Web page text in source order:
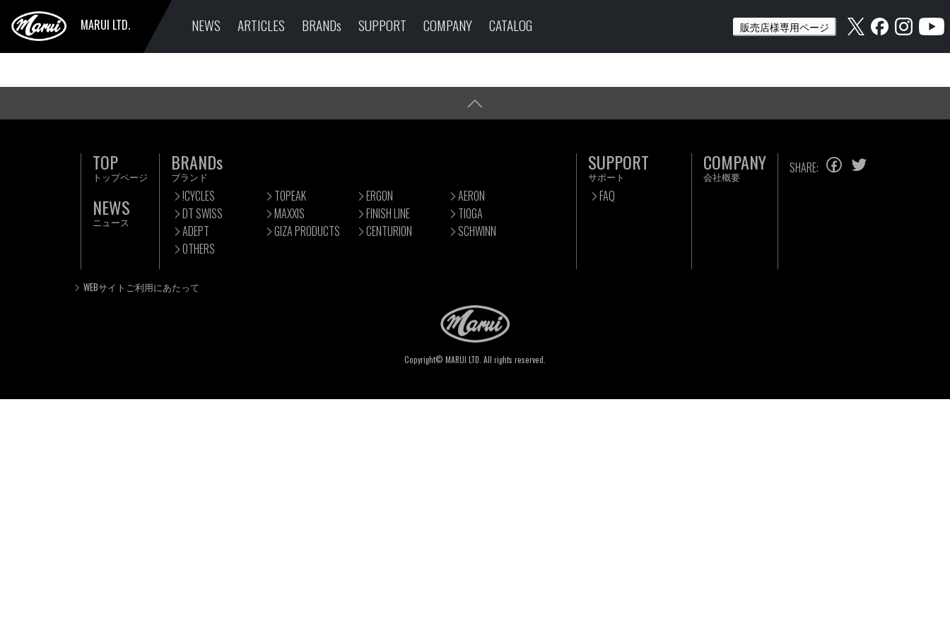
MARUI LTD. NEWS ARTICLES BRANDs SUPPORT COMPANY CATALOG 販売店様専用ページ
TOP
トップページ
NEWS
ニュース
BRANDs
ブランド
!CYCLES TOPEAK ERGON
AERON
DT SWISS
MAXXIS FINISH LINE
TIOGA
ADEPT
GIZA PRODUCTS CENTURION
SCHWINN
OTHERS
SUPPORT
サポート
FAQ
COMPANY
会社概要
SHARE:
WEBサイトご利用にあたって
Copyright© MARUI LTD. All rights reserved.